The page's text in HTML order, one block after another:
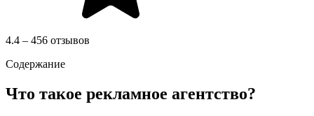
4.4 – 456 отзывов
Содержание
Что такое рекламное агентство?